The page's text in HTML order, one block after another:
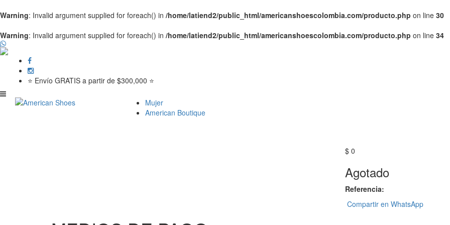
Warning: Invalid argument supplied for foreach() in /home/latiend2/public_html/americanshoescolombia.com/producto.php on line 30
Warning: Invalid argument supplied for foreach() in /home/latiend2/public_html/americanshoescolombia.com/producto.php on line 34
⭐ Envío GRATIS a partir de $300,000 ⭐
Mujer
American Boutique
$ 0
Agotado
Referencia:
Compartir en WhatsApp